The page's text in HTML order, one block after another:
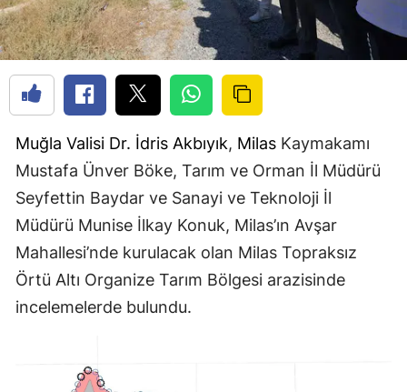
Muğla Valisi Dr. İdris Akbıyık, Milas Kaymakamı
Mustafa Ünver Böke, Tarım ve Orman İl Müdürü
Seyfettin Baydar ve Sanayi ve Teknoloji İl
Müdürü Munise İlkay Konuk, Milas’ın Avşar
Mahallesi’nde kurulacak olan Milas Topraksız
Örtü Altı Organize Tarım Bölgesi arazisinde
incelemelerde bulundu.